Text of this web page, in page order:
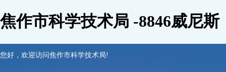
焦作市科学技术局 -8846威尼斯
您好，欢迎访问焦作市科学技术局!